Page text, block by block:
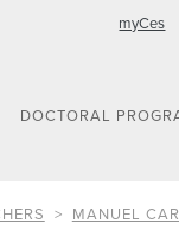
myCes
DOCTORAL
MANUEL